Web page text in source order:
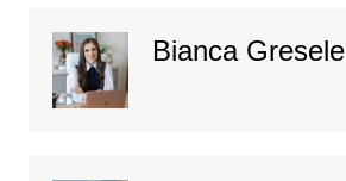
Bianca Gresele